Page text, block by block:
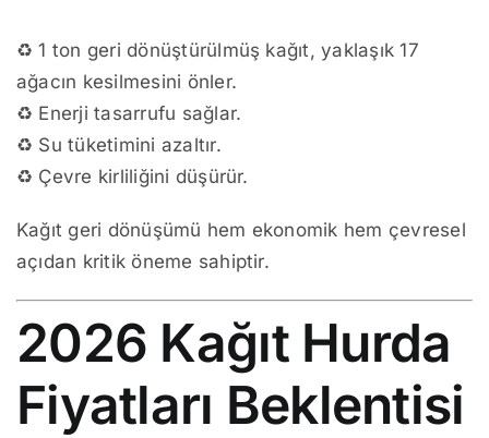
♻ 1 ton geri dönüştürülmüş kağıt, yaklaşık 17
ağacın kesilmesini önler.
♻ Enerji tasarrufu sağlar.
♻ Su tüketimini azaltır.
♻ Çevre kirliliğini düşürür.
Kağıt geri dönüşümü hem ekonomik hem çevresel
açıdan kritik öneme sahiptir.
2026 Kağıt Hurda
Fiyatları Beklentisi